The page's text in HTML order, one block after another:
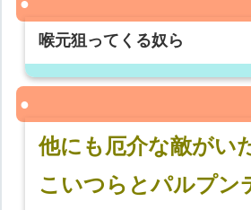
喉元狙ってくる奴ら
他にも厄介な敵がい
こいつらとパルプン